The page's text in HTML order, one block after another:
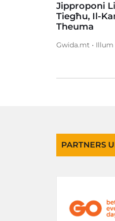
Jipproponi
Tiegħu, Il-
Theuma
Gwida.mt • Illum
PARTNERS